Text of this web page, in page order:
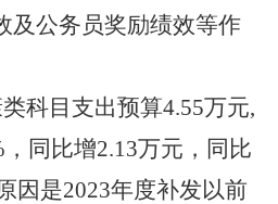
及公务员奖励绩效等作
科目支出预算4.55万元,
同比增2.13万元，同比
因是2023年度补发以前